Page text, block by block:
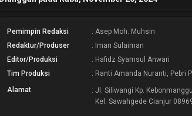
Pemimpin Redaksi
: Asep Moh. Muhsin
Redaktur/Produser
: Iman Sulaiman
Editor/Produksi
: Hafidz Syamsul Anwari
Tim Produksi
: Ranti Amanda Nuranti, Pebri
Alamat
: Jl. Siliwangi Kp.
Kel. Sawahgede Cianjur